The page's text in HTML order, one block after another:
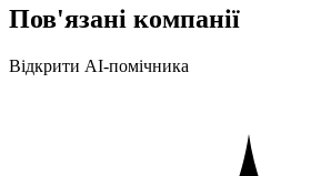
Пов'язані компанії
Відкрити AI-помічника